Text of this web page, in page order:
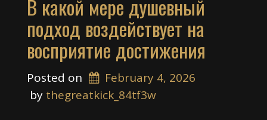
В какой мере душевный
подход воздействует на
восприятие достижения
Posted on
February 4, 2026
by thegreatkick_84tf3w